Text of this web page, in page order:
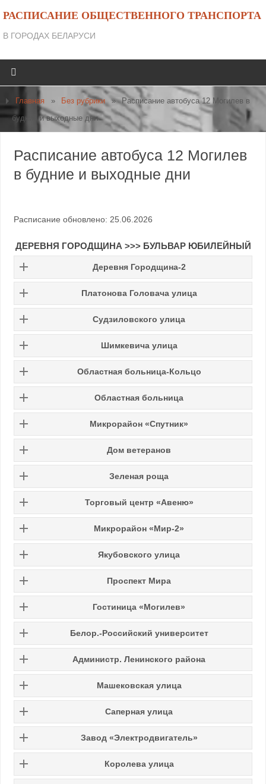
РАСПИСАНИЕ ОБЩЕСТВЕННОГО ТРАНСПОРТА
В ГОРОДАХ БЕЛАРУСИ
Главная » Без рубрики » Расписание автобуса 12 Могилев в
будние и выходные дни
Расписание автобуса 12 Могилев
в будние и выходные дни
Расписание обновлено: 25.06.2026
ДЕРЕВНЯ ГОРОДЩИНА >>> БУЛЬВАР ЮБИЛЕЙНЫЙ
Деревня Городщина-2
Платонова Головача улица
Судзиловского улица
Шимкевича улица
Областная больница-Кольцо
Областная больница
Микрорайон «Спутник»
Дом ветеранов
Зеленая роща
Торговый центр «Авеню»
Микрорайон «Мир-2»
Якубовского улица
Проспект Мира
Гостиница «Могилев»
Белор.-Российский университет
Администр. Ленинского района
Машековская улица
Саперная улица
Завод «Электродвигатель»
Королева улица